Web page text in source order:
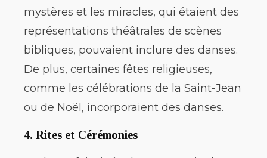
mystères et les miracles, qui étaient des
représentations théâtrales de scènes
bibliques, pouvaient inclure des danses.
De plus, certaines fêtes religieuses,
comme les célébrations de la Saint-Jean
ou de Noël, incorporaient des danses.
4. Rites et Cérémonies